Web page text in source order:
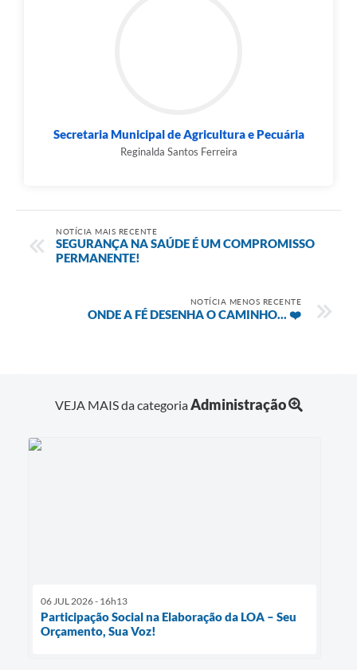
Secretaria Municipal de Agricultura e Pecuária
Reginalda Santos Ferreira
NOTÍCIA MAIS RECENTE
SEGURANÇA NA SAÚDE É UM COMPROMISSO
PERMANENTE!
NOTÍCIA MENOS RECENTE
ONDE A FÉ DESENHA O CAMINHO... ❤️
VEJA MAIS da categoriaAdministração
06 JUL 2026 - 16h13
Participação Social na Elaboração da LOA – Seu
Orçamento, Sua Voz!